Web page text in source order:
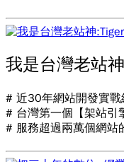
我是台灣老站
# 近30年網站開發實戰
# 台灣第一個【架站引
# 服務超過兩萬個網站